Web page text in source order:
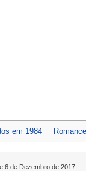
em 1984
6 de Dezembro de 2017.